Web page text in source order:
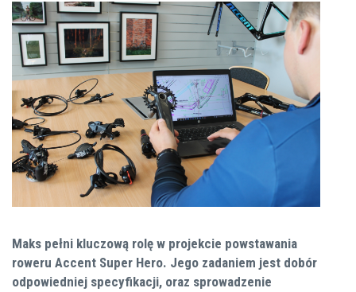
Maks pełni kluczową rolę w projekcie powstawania
roweru Accent Super Hero. Jego zadaniem jest dobór
odpowiedniej specyfikacji, oraz sprowadzenie